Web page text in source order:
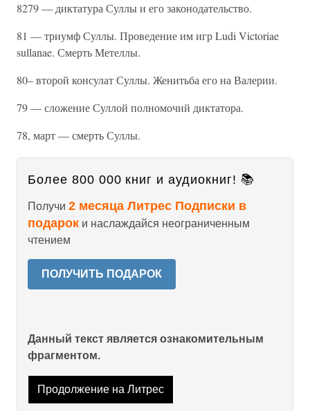
8279 — диктатура Суллы и его законодательство.
81 — триумф Суллы. Проведение им игр Ludi Victoriae
sullanae. Смерть Метеллы.
80– второй консулат Суллы. Женитьба его на Валерии.
79 — сложение Суллой полномочий диктатора.
78, март — смерть Суллы.
Более 800 000 книг и аудиокниг! 📚
Получи 2 месяца Литрес Подписки в
подарок и наслаждайся неограниченным
чтением
ПОЛУЧИТЬ ПОДАРОК
Данный текст является ознакомительным
фрагментом.
Продолжение на Литрес